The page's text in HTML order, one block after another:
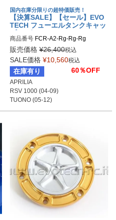
国内在庫分限りの超特価販売！
【決算SALE】【セール】EVO
TECH フューエルタンクキャッ
プ ラピッド APRILIA/DUCATI/
KTM
商品番号 FCR-A2-Rg-Rg-Rg
販売価格 ¥26,400税込
SALE価格 ¥10,560税込
在庫有り 60％OFF
APRILIA
RSV 1000 (04-09)
TUONO (05-12)
STREETFIGHTER
RC8
MV AGUSTA
BRUTALE/F4 (10-12)